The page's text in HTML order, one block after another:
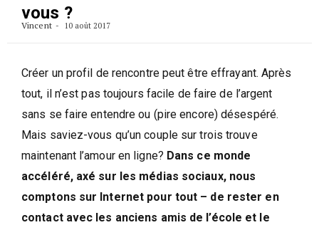
vous ?
Vincent 10 août 2017
Créer un profil de rencontre peut être effrayant. Après
tout, il n’est pas toujours facile de faire de l’argent
sans se faire entendre ou (pire encore) désespéré.
Mais saviez-vous qu’un couple sur trois trouve
maintenant l’amour en ligne? Dans ce monde
accéléré, axé sur les médias sociaux, nous
comptons sur Internet pour tout – de rester en
contact avec les anciens amis de l’école et le